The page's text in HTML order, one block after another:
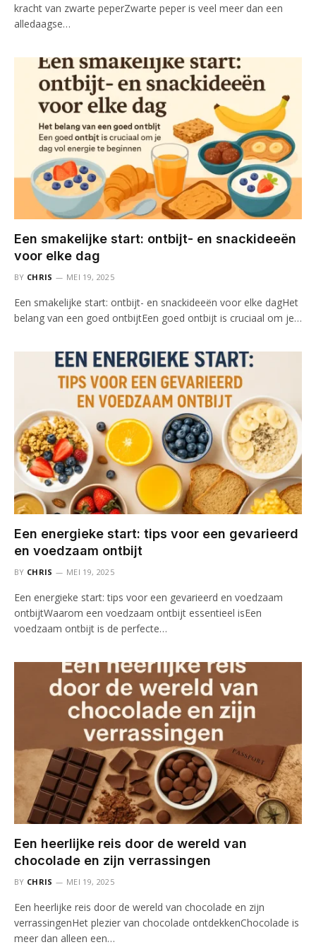
kracht van zwarte peperZwarte peper is veel meer dan een
alledaagse…
Een smakelijke start: ontbijt- en snackideeën
voor elke dag
BY CHRIS MEI 19, 2025
Een smakelijke start: ontbijt- en snackideeën voor elke dagHet
belang van een goed ontbijtEen goed ontbijt is cruciaal om je…
Een energieke start: tips voor een gevarieerd
en voedzaam ontbijt
BY CHRIS MEI 19, 2025
Een energieke start: tips voor een gevarieerd en voedzaam
ontbijtWaarom een voedzaam ontbijt essentieel isEen
voedzaam ontbijt is de perfecte…
Een heerlijke reis door de wereld van
chocolade en zijn verrassingen
BY CHRIS MEI 19, 2025
Een heerlijke reis door de wereld van chocolade en zijn
verrassingenHet plezier van chocolade ontdekkenChocolade is
meer dan alleen een…